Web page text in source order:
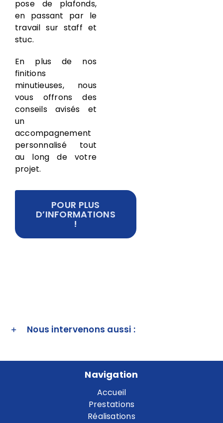
pose de plafonds,
en passant par le
travail sur staff et
stuc.
En plus de nos
finitions
minutieuses, nous
vous offrons des
conseils avisés et
un
accompagnement
personnalisé tout
au long de votre
projet.
POUR PLUS
D’INFORMATIONS
!
Nous intervenons aussi :
Navigation
Accueil
Prestations
Réalisations